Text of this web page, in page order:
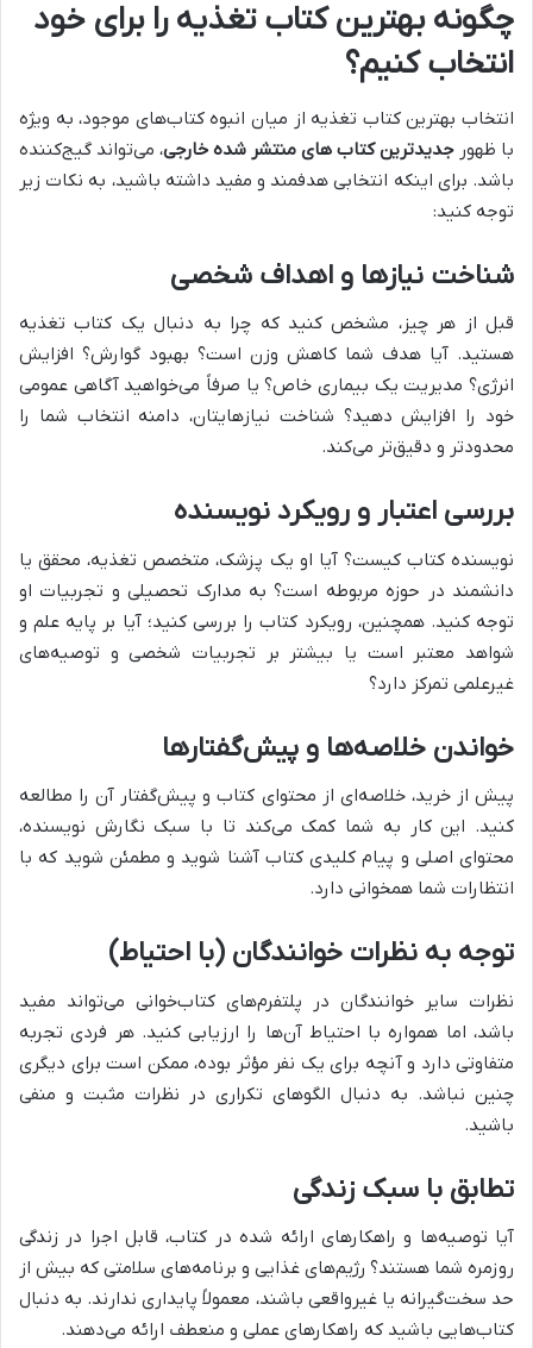
چگونه بهترین کتاب تغذیه را برای خود
انتخاب کنیم؟
انتخاب بهترین کتاب تغذیه از میان انبوه کتاب‌های موجود، به ویژه
با ظهور جدیدترین کتاب های منتشر شده خارجی، می‌تواند گیج‌کننده
باشد. برای اینکه انتخابی هدفمند و مفید داشته باشید، به نکات زیر
توجه کنید:
شناخت نیازها و اهداف شخصی
قبل از هر چیز، مشخص کنید که چرا به دنبال یک کتاب تغذیه
هستید. آیا هدف شما کاهش وزن است؟ بهبود گوارش؟ افزایش
انرژی؟ مدیریت یک بیماری خاص؟ یا صرفاً می‌خواهید آگاهی عمومی
خود را افزایش دهید؟ شناخت نیازهایتان، دامنه انتخاب شما را
محدودتر و دقیق‌تر می‌کند.
بررسی اعتبار و رویکرد نویسنده
نویسنده کتاب کیست؟ آیا او یک پزشک، متخصص تغذیه، محقق یا
دانشمند در حوزه مربوطه است؟ به مدارک تحصیلی و تجربیات او
توجه کنید. همچنین، رویکرد کتاب را بررسی کنید؛ آیا بر پایه علم و
شواهد معتبر است یا بیشتر بر تجربیات شخصی و توصیه‌های
غیرعلمی تمرکز دارد؟
خواندن خلاصه‌ها و پیش‌گفتارها
پیش از خرید، خلاصه‌ای از محتوای کتاب و پیش‌گفتار آن را مطالعه
کنید. این کار به شما کمک می‌کند تا با سبک نگارش نویسنده،
محتوای اصلی و پیام کلیدی کتاب آشنا شوید و مطمئن شوید که با
انتظارات شما همخوانی دارد.
توجه به نظرات خوانندگان (با احتیاط)
نظرات سایر خوانندگان در پلتفرم‌های کتاب‌خوانی می‌تواند مفید
باشد، اما همواره با احتیاط آن‌ها را ارزیابی کنید. هر فردی تجربه
متفاوتی دارد و آنچه برای یک نفر مؤثر بوده، ممکن است برای دیگری
چنین نباشد. به دنبال الگوهای تکراری در نظرات مثبت و منفی
باشید.
تطابق با سبک زندگی
آیا توصیه‌ها و راهکارهای ارائه شده در کتاب، قابل اجرا در زندگی
روزمره شما هستند؟ رژیم‌های غذایی و برنامه‌های سلامتی که بیش از
حد سخت‌گیرانه یا غیرواقعی باشند، معمولاً پایداری ندارند. به دنبال
کتاب‌هایی باشید که راهکارهای عملی و منعطف ارائه می‌دهند.